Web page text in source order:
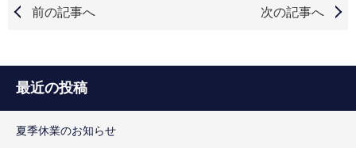
前の記事へ 次の記事へ
最近の投稿
夏季休業のお知らせ